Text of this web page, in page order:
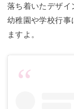
落ち着いたデザイ
幼稚園や学校行事
ますよ。